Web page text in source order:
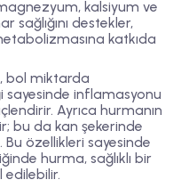
kalsiyum ve
destekler,
katkıda
bol miktarda
sayesinde inflamasyonu
Ayrıca hurmanın
bu da kan şekerinde
özellikleri sayesinde
hurma, sağlıklı bir
edilebilir.